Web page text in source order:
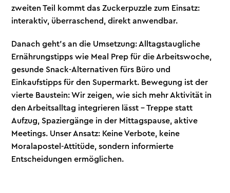
zweiten Teil kommt das Zuckerpuzzle zum Einsatz:
interaktiv, überraschend, direkt anwendbar.
Danach geht's an die Umsetzung: Alltagstaugliche
Ernährungstipps wie Meal Prep für die Arbeitswoche,
gesunde Snack-Alternativen fürs Büro und
Einkaufstipps für den Supermarkt. Bewegung ist der
vierte Baustein: Wir zeigen, wie sich mehr Aktivität in
den Arbeitsalltag integrieren lässt – Treppe statt
Aufzug, Spaziergänge in der Mittagspause, aktive
Meetings. Unser Ansatz: Keine Verbote, keine
Moralapostel-Attitüde, sondern informierte
Entscheidungen ermöglichen.